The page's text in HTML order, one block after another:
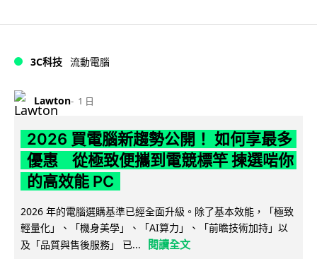
3C科技 流動電腦
Lawton 1 日
2026 買電腦新趨勢公開！ 如何享最多
優惠 從極致便攜到電競標竿 揀選啱你
的高效能 PC
2026 年的電腦選購基準已經全面升級。除了基本效能，「極致
輕量化」、「機身美學」、「AI算力」、「前瞻技術加持」以
及「品質與售後服務」 已...
閱讀全文